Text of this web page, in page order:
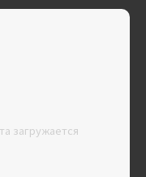
загружается